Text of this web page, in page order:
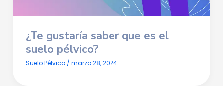
¿Te gustaría saber que es el
suelo pélvico?
Suelo Pélvico/ marzo 28, 2024